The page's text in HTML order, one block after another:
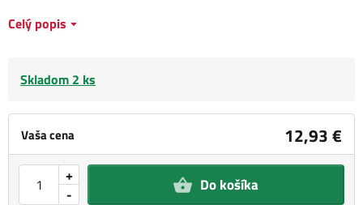
Vaša cena 12,93 €
-
+ Do košíka
Celý popis
Skladom 2 ks